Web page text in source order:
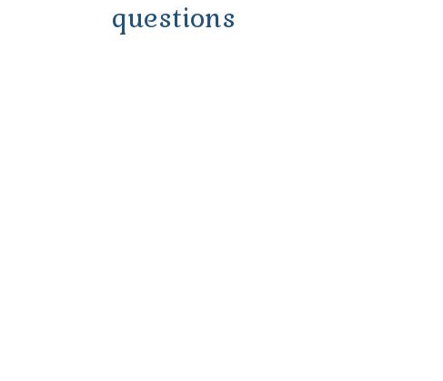
questions